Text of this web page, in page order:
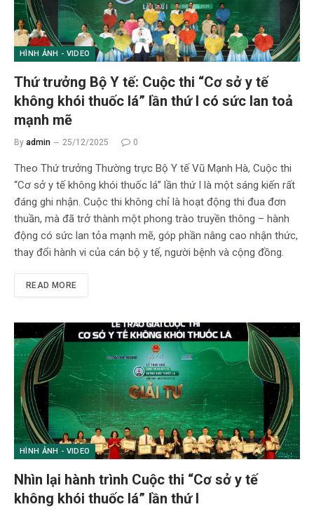
HÌNH ẢNH - VIDEO
Thứ trưởng Bộ Y tế: Cuộc thi “Cơ sở y tế
không khói thuốc lá” lần thứ I có sức lan toả
mạnh mẽ
By admin 25/12/2025 0
Theo Thứ trưởng Thường trực Bộ Y tế Vũ Mạnh Hà, Cuộc thi
“Cơ sở y tế không khói thuốc lá” lần thứ I là một sáng kiến rất
đáng ghi nhận. Cuộc thi không chỉ là hoạt động thi đua đơn
thuần, mà đã trở thành một phong trào truyền thông – hành
động có sức lan tỏa mạnh mẽ, góp phần nâng cao nhận thức,
thay đổi hành vi của cán bộ y tế, người bệnh và cộng đồng.
READ MORE
HÌNH ẢNH - VIDEO
Nhìn lại hành trình Cuộc thi “Cơ sở y tế
không khói thuốc lá” lần thứ I